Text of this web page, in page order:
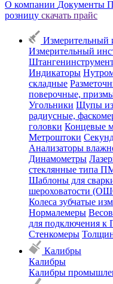
О компании Документы
розницу скачать прайс
Измерительный
Измерительный
Индикаторы
складные
поверочные,
Угольники Щупы
радиусные,
головки Концевые
Метроштоки
Анализаторы
Динамометры
стеклянные типа
Шаблоны для
шероховатости
Колеса зубчатые
Нормалемеры
для подключения к
Стенкомеры
Калибры
Калибры
Калибры